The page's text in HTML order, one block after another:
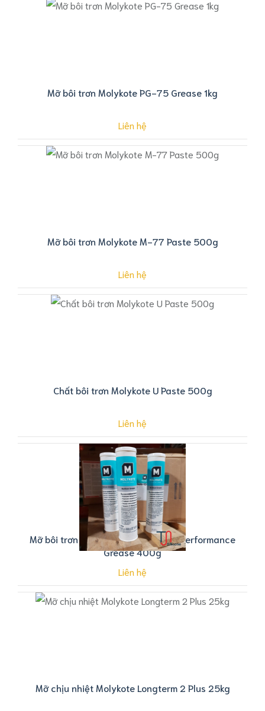
Mỡ bôi trơn Molykote PG-75 Grease 1kg
Liên hệ
Mỡ bôi trơn Molykote M-77 Paste 500g
Liên hệ
Chất bôi trơn Molykote U Paste 500g
Liên hệ
Mỡ bôi trơn Molykote Multilub High Performance
Grease 400g
Liên hệ
Mỡ chịu nhiệt Molykote Longterm 2 Plus 25kg